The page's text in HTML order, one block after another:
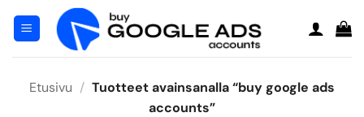
sisältöön
Etusivu / Tuotteet avainsanalla “buy google ads
accounts”